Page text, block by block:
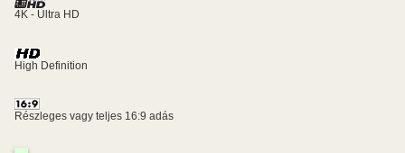
4K - Ultra HD
High Definition
Részleges vagy teljes 16:9 adás